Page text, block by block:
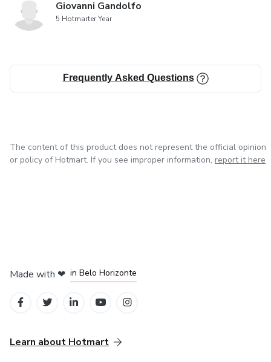
Giovanni Gandolfo
5 Hotmarter Year
Frequently Asked Questions
The content of this product does not represent the official opinion
or policy of Hotmart. If you see improper information, report it here
Made with ❤ in Belo Horizonte
Learn about Hotmart